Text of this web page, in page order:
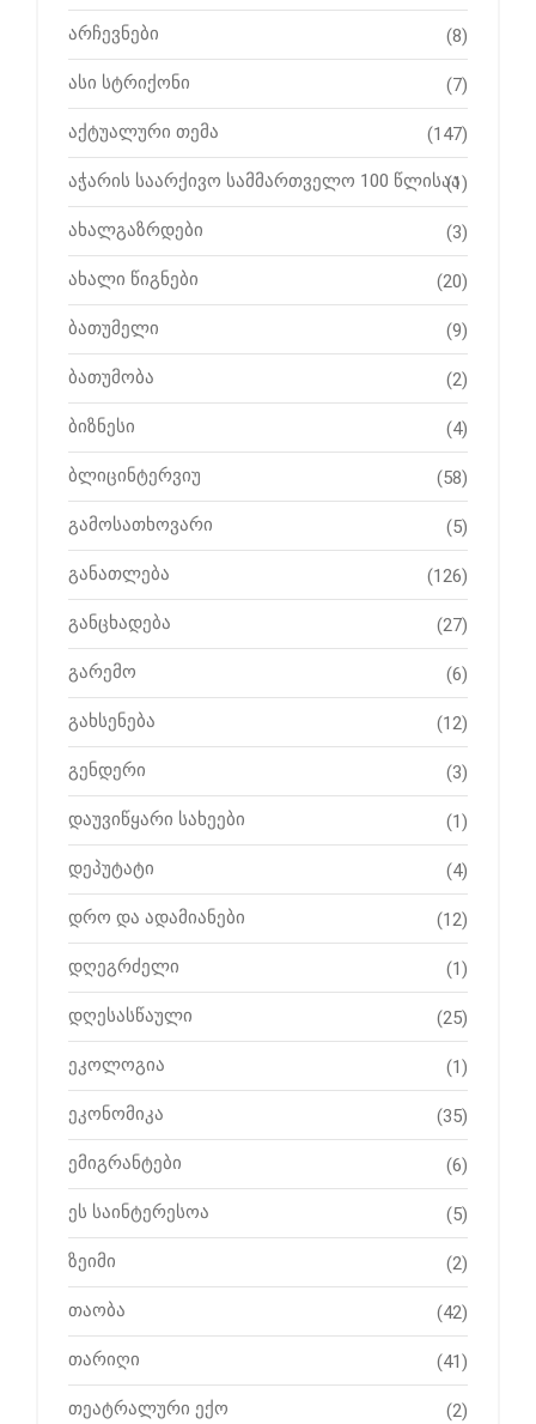
არჩევნები (8)
ასი სტრიქონი (7)
აქტუალური თემა (147)
აჭარის საარქივო სამმართველო 100 წლისაა
(1)
ახალგაზრდები (3)
ახალი წიგნები (20)
ბათუმელი (9)
ბათუმობა (2)
ბიზნესი (4)
ბლიცინტერვიუ (58)
გამოსათხოვარი (5)
განათლება (126)
განცხადება (27)
გარემო (6)
გახსენება (12)
გენდერი (3)
დაუვიწყარი სახეები (1)
დეპუტატი (4)
დრო და ადამიანები (12)
დღეგრძელი (1)
დღესასწაული (25)
ეკოლოგია (1)
ეკონომიკა (35)
ემიგრანტები (6)
ეს საინტერესოა (5)
ზეიმი (2)
თაობა (42)
თარიღი (41)
თეატრალური ექო (2)